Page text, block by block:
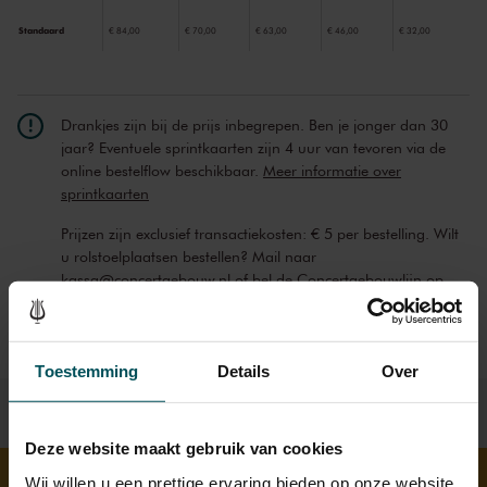
Toestemming Details Over
Deze website maakt gebruik van cookies
Wij willen u een prettige ervaring bieden op onze website
Standaard € 84,00 € 70,00 € 63,00 € 46,00 € 32,00
Drankjes zijn bij de prijs inbegrepen. Ben je jonger dan 30
jaar? Eventuele sprintkaarten zijn 4 uur van tevoren via de
online bestelflow beschikbaar. Meer informatie over
sprintkaarten
Prijzen zijn exclusief transactiekosten: € 5 per bestelling. Wilt
u rolstoelplaatsen bestellen? Mail naar
kassa@concertgebouw.nl of bel de Concertgebouwlijn op